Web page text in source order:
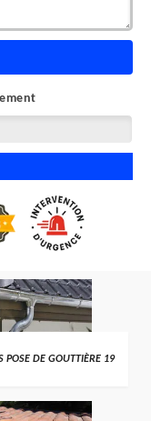
POSE DE GOUTTIÈRE 19